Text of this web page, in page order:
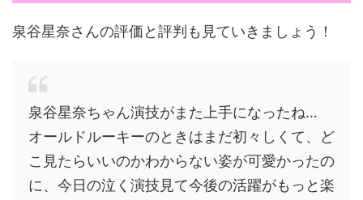
泉谷星奈さんの評価と評判も見ていきましょう！
泉谷星奈ちゃん演技がまた上手になったね…
オールドルーキーのときはまだ初々しくて、ど
こ見たらいいのかわからない姿が可愛かったの
に、今日の泣く演技見て今後の活躍がもっと楽